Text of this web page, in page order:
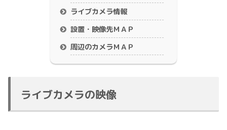
ライブカメラ情報
設置・映像先ＭＡＰ
周辺のカメラＭＡＰ
ライブカメラの映像